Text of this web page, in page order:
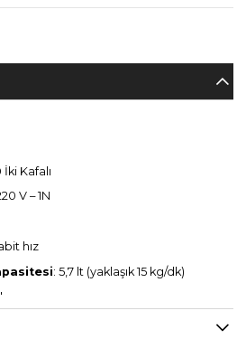
Kafalı
V – 1N
hız
: 5,7 lt (yaklaşık 15 kg/dk)